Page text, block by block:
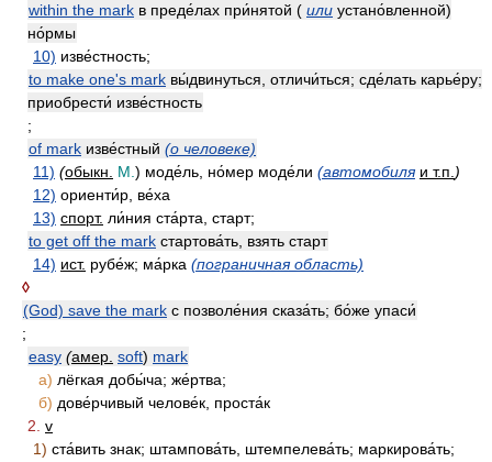
within the mark в преде́лах при́нятой ( или устано́вленной)
но́рмы
10) изве́стность;
to make one's mark вы́двинуться, отличи́ться; сде́лать карье́ру;
приобрести́ изве́стность
;
of mark изве́стный (о человеке)
11) (обыкн. M. ) моде́ль, но́мер моде́ли (автомобиля и т.п. )
12) ориенти́р, ве́ха
13) спорт. ли́ния ста́рта, старт;
to get off the mark стартова́ть, взять старт
14) ист. рубе́ж; ма́рка (пограничная область)
◊
(God) save the mark с позволе́ния сказа́ть; бо́же упаси́
;
easy (амер. soft) mark
а) лёгкая добы́ча; же́ртва;
б) дове́рчивый челове́к, проста́к
2. v
1) ста́вить знак; штампова́ть, штемпелева́ть; маркирова́ть;